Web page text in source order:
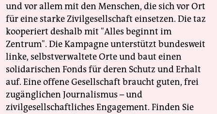
und vor allem mit den Menschen, die sich vor Ort
für eine starke Zivilgesellschaft einsetzen. Die taz
kooperiert deshalb mit "Alles beginnt im
Zentrum". Die Kampagne unterstützt bundesweit
linke, selbstverwaltete Orte und baut einen
solidarischen Fonds für deren Schutz und Erhalt
auf. Eine offene Gesellschaft braucht guten, frei
zugänglichen Journalismus – und
zivilgesellschaftliches Engagement. Finden Sie